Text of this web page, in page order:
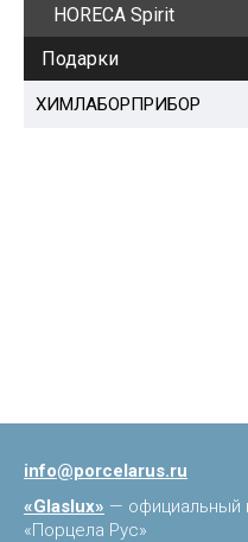
HORECA Spirit
Подарки
ХИМЛАБОРПРИБОР
info@porcelarus.ru
«Glaslux» — официальный
«Порцела Рус»